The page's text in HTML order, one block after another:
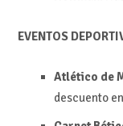
EVENTOS
Atlético de
descuento